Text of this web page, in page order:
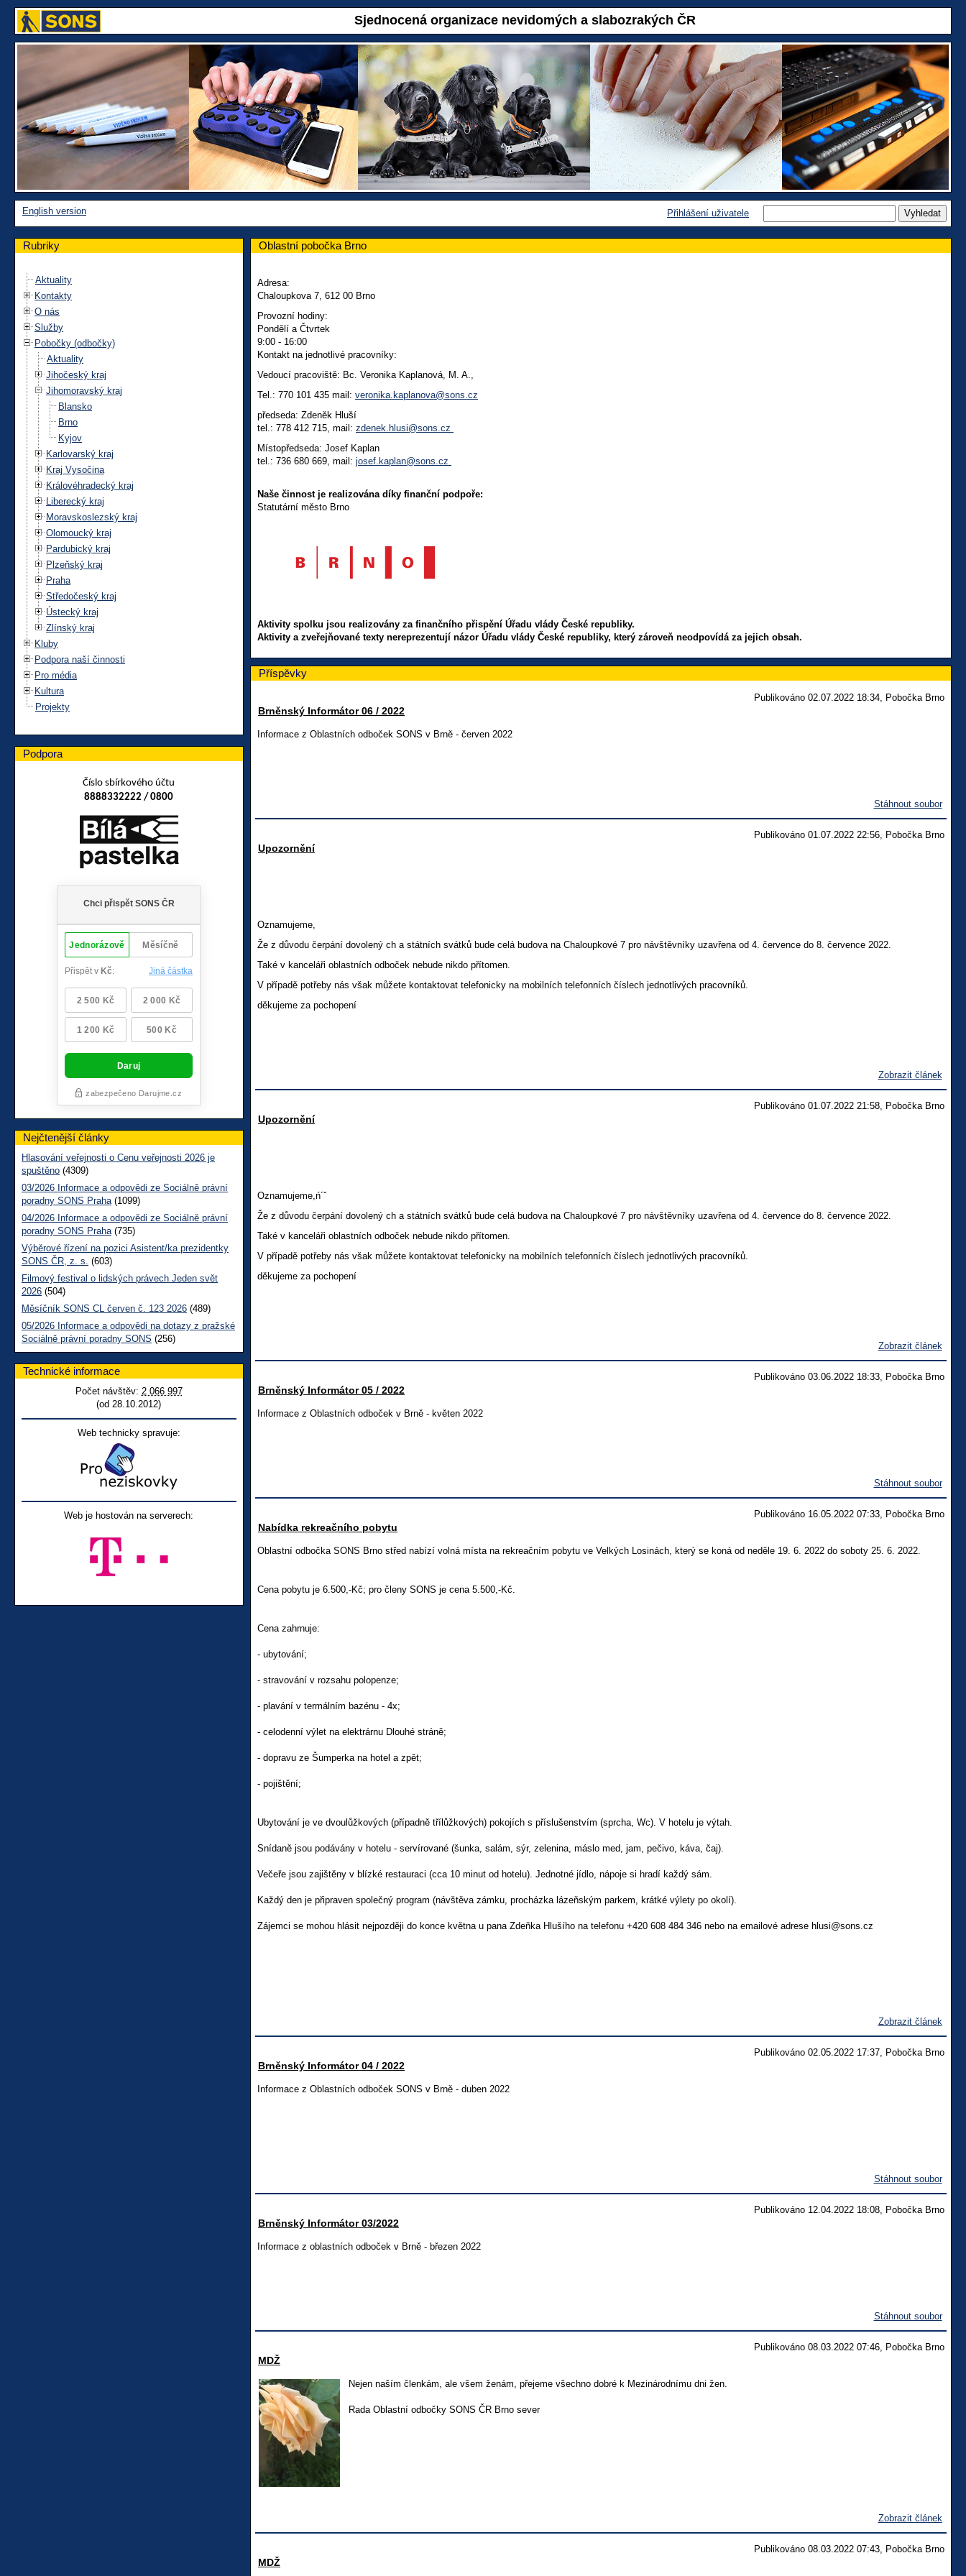
Sjednocená organizace nevidomých a slabozrakých ČR
English version Přihlášení uživatele
Rubriky
Aktuality
Kontakty
O nás
Služby
Pobočky (odbočky)
Aktuality
Jihočeský kraj
Jihomoravský kraj
Blansko
Brno
Kyjov
Karlovarský kraj
Kraj Vysočina
Královéhradecký kraj
Liberecký kraj
Moravskoslezský kraj
Olomoucký kraj
Pardubický kraj
Plzeňský kraj
Praha
Středočeský kraj
Ústecký kraj
Zlínský kraj
Kluby
Podpora naší činnosti
Pro média
Kultura
Projekty
Oblastní pobočka Brno
Adresa:
Chaloupkova 7, 612 00 Brno
Provozní hodiny:
Pondělí a Čtvrtek
9:00 - 16:00
Kontakt na jednotlivé pracovníky:
Vedoucí pracoviště: Bc. Veronika Kaplanová, M. A.,
Tel.: 770 101 435 mail: veronika.kaplanova@sons.cz
předseda: Zdeněk Hluší
tel.: 778 412 715, mail: zdenek.hlusi@sons.cz
Místopředseda: Josef Kaplan
tel.: 736 680 669, mail: josef.kaplan@sons.cz
Naše činnost je realizována díky finanční podpoře:
Statutární město Brno
Aktivity spolku jsou realizovány za finančního přispění Úřadu vlády České republiky.
Aktivity a zveřejňované texty nereprezentují názor Úřadu vlády České republiky, který zároveň neodpovídá za jejich obsah.
Příspěvky
Publikováno 02.07.2022 18:34, Pobočka Brno
Brněnský Informátor 06 / 2022
Informace z Oblastních odboček SONS v Brně - červen 2022
Stáhnout soubor
Publikováno 01.07.2022 22:56, Pobočka Brno
Upozornění
Oznamujeme,
Že z důvodu čerpání dovolený ch a státních svátků bude celá budova na Chaloupkové 7 pro návštěvníky uzavřena od 4. července do 8. července 2022.
Také v kanceláři oblastních odboček nebude nikdo přítomen.
V případě potřeby nás však můžete kontaktovat telefonicky na mobilních telefonních číslech jednotlivých pracovníků.
děkujeme za pochopení
Zobrazit článek
Publikováno 01.07.2022 21:58, Pobočka Brno
Upozornění
Oznamujeme,ń´ˇ
Že z důvodu čerpání dovolený ch a státních svátků bude celá budova na Chaloupkové 7 pro návštěvníky uzavřena od 4. července do 8. července 2022.
Také v kanceláři oblastních odboček nebude nikdo přítomen.
V případě potřeby nás však můžete kontaktovat telefonicky na mobilních telefonních číslech jednotlivých pracovníků.
děkujeme za pochopení
Zobrazit článek
Publikováno 03.06.2022 18:33, Pobočka Brno
Brněnský Informátor 05 / 2022
Informace z Oblastních odboček v Brně - květen 2022
Stáhnout soubor
Publikováno 16.05.2022 07:33, Pobočka Brno
Nabídka rekreačního pobytu
Oblastní odbočka SONS Brno střed nabízí volná místa na rekreačním pobytu ve Velkých Losinách, který se koná od neděle 19. 6. 2022 do soboty 25. 6. 2022
Cena pobytu je 6.500,-Kč; pro členy SONS je cena 5.500,-Kč.
Cena zahrnuje:
- ubytování;
- stravování v rozsahu polopenze;
- plavání v termálním bazénu - 4x;
- celodenní výlet na elektrárnu Dlouhé stráně;
- dopravu ze Šumperka na hotel a zpět;
- pojištění;
Ubytování je ve dvoulůžkových (případně třílůžkových) pokojích s příslušenstvím (sprcha, Wc). V hotelu je výtah.
Snídaně jsou podávány v hotelu - servírované (šunka, salám, sýr, zelenina, máslo med, jam, pečivo, káva, čaj).
Večeře jsou zajištěny v blízké restauraci (cca 10 minut od hotelu). Jednotné jídlo, nápoje si hradí každý sám.
Každý den je připraven společný program (návštěva zámku, procházka lázeňským parkem, krátké výlety po okolí).
Zájemci se mohou hlásit nejpozději do konce května u pana Zdeňka Hlušího na telefonu +420 608 484 346 nebo na emailové adrese hlusi@sons.cz
Zobrazit článek
Publikováno 02.05.2022 17:37, Pobočka Brno
Brněnský Informátor 04 / 2022
Informace z Oblastních odboček SONS v Brně - duben 2022
Stáhnout soubor
Publikováno 12.04.2022 18:08, Pobočka Brno
Brněnský Informátor 03/2022
Informace z oblastních odboček v Brně - březen 2022
Stáhnout soubor
Publikováno 08.03.2022 07:46, Pobočka Brno
MDŽ
Nejen naším členkám, ale všem ženám, přejeme všechno dobré k Mezinárodnímu dni žen.
Rada Oblastní odbočky SONS ČR Brno sever
Zobrazit článek
Publikováno 08.03.2022 07:43, Pobočka Brno
MDŽ
Podpora
Číslo sbírkového účtu
8888332222 / 0800
Nejčtenější články
Hlasování veřejnosti o Cenu veřejnosti 2026 je
spuštěno (4309)
03/2026 Informace a odpovědi ze Sociálně právní
poradny SONS Praha (1099)
04/2026 Informace a odpovědi ze Sociálně právní
poradny SONS Praha (735)
Výběrové řízení na pozici Asistent/ka prezidentky
SONS ČR, z. s. (603)
Filmový festival o lidských právech Jeden svět
2026 (504)
Měsíčník SONS CL červen č. 123 2026 (489)
05/2026 Informace a odpovědi na dotazy z pražské
Sociálně právní poradny SONS (256)
Technické informace
Počet návštěv: 2 066 997
(od 28.10.2012)
Web technicky spravuje:
Web je hostován na serverech: